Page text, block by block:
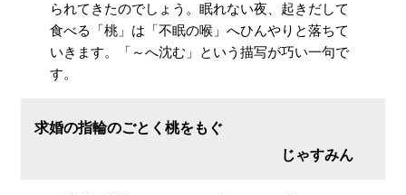
られてきたのでしょう。眠れない夜、起きだして
食べる「桃」は「不眠の喉」へひんやりと落ちて
いきます。「～へ沈む」という描写が巧い一句で
す。
求婚の指輪のごとく桃をもぐ
じゃすみん